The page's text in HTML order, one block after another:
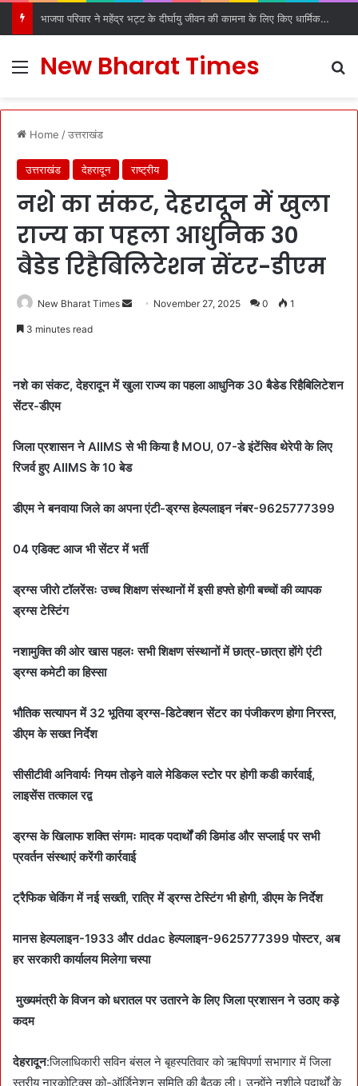
भाजपा परिवार ने महेंद्र भट्ट के दीर्घायु जीवन की कामना के लिए किए धार्मिक अनुष्ठान
Menu
New Bharat Times
Home /उत्तराखंड
उत्तराखंड देहरादून राष्ट्रीय
नशे का संकट, देहरादून में खुला
राज्य का पहला आधुनिक 30
बैडेड रिहैबिलिटेशन सेंटर-डीएम
New Bharat Times
a
November 27, 2025 0 1
3 minutes read
नशे का संकट, देहरादून में खुला राज्य का पहला आधुनिक 30 बैडेड रिहैबिलिटेशन
सेंटर-डीएम
जिला प्रशासन ने AIIMS से भी किया है MOU, 07-डे इंटेंसिव थेरेपी के लिए
रिजर्व हुए AIIMS के 10 बेड
डीएम ने बनवाया जिले का अपना एंटी-ड्रग्स हेल्पलाइन नंबर-9625777399
04 एडिक्ट आज भी सेंटर में भर्ती
ड्रग्स जीरो टॉलरेंसः उच्च शिक्षण संस्थानों में इसी हफ्ते होगी बच्चों की व्यापक
ड्रग्स टेस्टिंग
नशामुक्ति की ओर खास पहलः सभी शिक्षण संस्थानों में छात्र-छात्रा होंगे एंटी
ड्रग्स कमेटी का हिस्सा
भौतिक सत्यापन में 32 भूतिया ड्रग्स-डिटेक्शन सेंटर का पंजीकरण होगा निरस्त,
डीएम के सख्त निर्देश
सीसीटीवी अनिवार्यः नियम तोड़ने वाले मेडिकल स्टोर पर होगी कडी कार्रवाई,
लाइसेंस तत्काल रद्व
ड्रग्स के खिलाफ शक्ति संगमः मादक पदार्थों की डिमांड और सप्लाई पर सभी
प्रवर्तन संस्थाएं करेंगी कार्रवाई
ट्रैफिक चेकिंग में नई सख्ती, रात्रि में ड्रग्स टेस्टिंग भी होगी, डीएम के निर्देश
मानस हेल्पलाइन-1933 और ddac हेल्पलाइन-9625777399 पोस्टर, अब
हर सरकारी कार्यालय मिलेगा चस्पा
मुख्यमंत्री के विजन को धरातल पर उतारने के लिए जिला प्रशासन ने उठाए कड़े
कदम
देहरादून:जिलाधिकारी सविन बंसल ने बृहस्पतिवार को ऋषिपर्णा सभागार में जिला
स्तरीय नारकोटिक्स को-ऑर्डिनेशन समिति की बैठक ली। उन्होंने नशीले पदार्थों के